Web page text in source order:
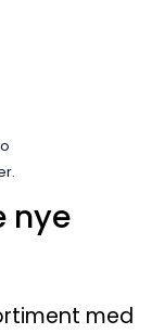
nye
med